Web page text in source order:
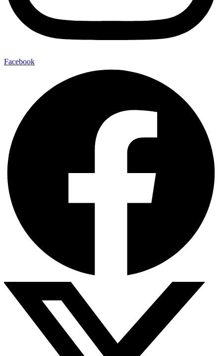
Facebook